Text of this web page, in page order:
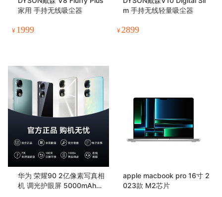
家用 手持无线吸尘器
¥ 1999
m 手持无线轻量吸尘器
¥2899
华为 荣耀90 2亿像素写真相
机 调光护眼屏 5000mAh轻
apple macbook pro 16寸 2
023款 M2芯片